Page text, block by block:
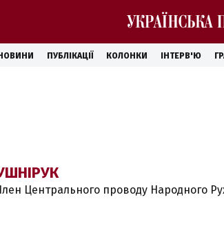
НОВИНИ ПУБЛІКАЦІЇ КОЛОНКИ ІНТЕРВ'Ю
Центрального проводу Народного